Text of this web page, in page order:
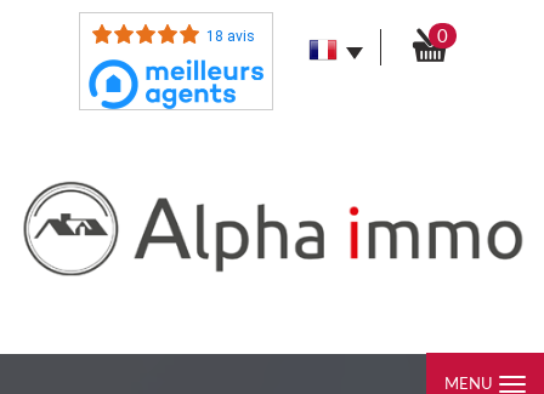
18 avis 0
MENU